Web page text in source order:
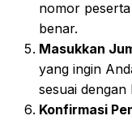
nomor
benar.
Masukkan
yang ingin
sesuai
Konfirmasi